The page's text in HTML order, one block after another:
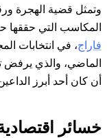
وتمثل قضية الهجرة
المكاسب التي حققها
فاراج، في انتخابات
الماضي، والذي يرفض
أن كان أحد أبرز
خسائر